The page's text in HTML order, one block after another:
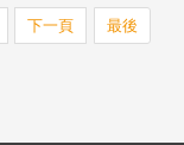
下一頁 最後